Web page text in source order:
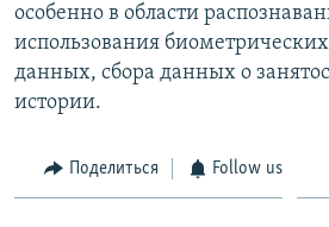
особенно в области
использования
данных, сбора данных о
истории.
Поделиться Follow us